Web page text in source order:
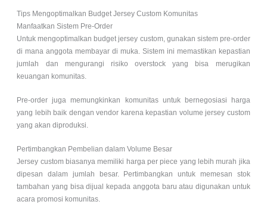
Tips Mengoptimalkan Budget Jersey Custom Komunitas
Manfaatkan Sistem Pre-Order
Untuk mengoptimalkan budget jersey custom, gunakan sistem pre-order
di mana anggota membayar di muka. Sistem ini memastikan kepastian
jumlah dan mengurangi risiko overstock yang bisa merugikan
keuangan komunitas.
Pre-order juga memungkinkan komunitas untuk bernegosiasi harga
yang lebih baik dengan vendor karena kepastian volume jersey custom
yang akan diproduksi.
Pertimbangkan Pembelian dalam Volume Besar
Jersey custom biasanya memiliki harga per piece yang lebih murah jika
dipesan dalam jumlah besar. Pertimbangkan untuk memesan stok
tambahan yang bisa dijual kepada anggota baru atau digunakan untuk
acara promosi komunitas.